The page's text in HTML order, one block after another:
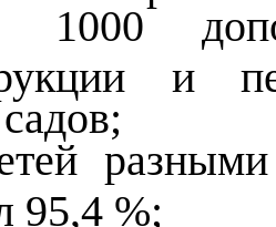
1000
и
95,4 %;